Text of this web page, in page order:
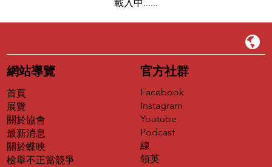
載入中......
網站導覽
首頁
展覽
關於協會
最新消息
關於蝶映
​檢舉不正當競爭
官方社群
Facebook
Instagram
Youtube
Podcast
線
領英